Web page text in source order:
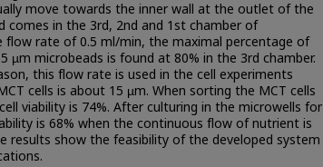
move towards the inner wall at the outlet of the
comes in the 3rd, 2nd and 1st chamber of
flow rate of 0.5 ml/min, the maximal percentage of
µm microbeads is found at 80% in the 3rd chamber.
this flow rate is used in the cell experiments
cells is about 15 µm. When sorting the MCT cells
viability is 74%. After culturing in the microwells for
is 68% when the continuous flow of nutrient is
results show the feasibility of the developed system